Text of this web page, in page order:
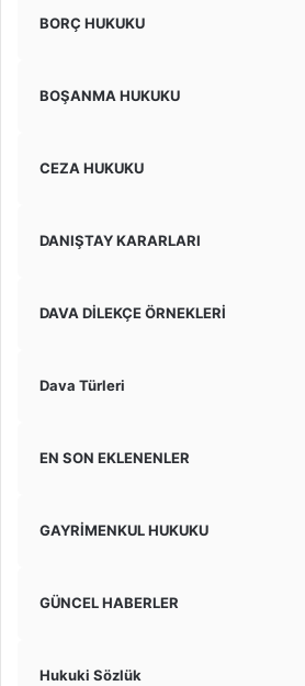
BORÇ HUKUKU
BOŞANMA HUKUKU
CEZA HUKUKU
DANIŞTAY KARARLARI
DAVA DİLEKÇE ÖRNEKLERİ
Dava Türleri
EN SON EKLENENLER
GAYRİMENKUL HUKUKU
GÜNCEL HABERLER
Hukuki Sözlük